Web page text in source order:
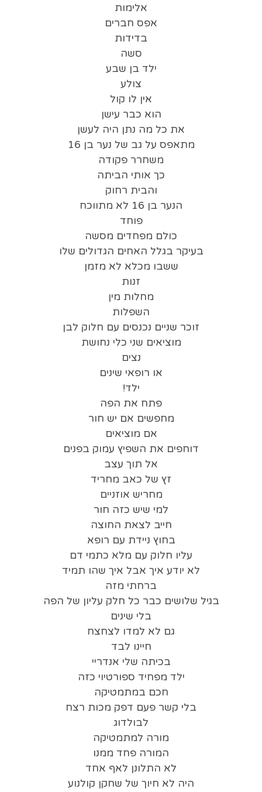
אלימות
אפס חברים
בדידות
סשה
ילד בן שבע
צולע
אין לו קול
הוא כבר עישן
את כל מה נתן היה לעשן
מתאפס על גב של נער בן 16
משחרר פקודה
כך אותי הביתה
והבית רחוק
הנער בן 16 לא מתווכח
פוחד
כולם מפחדים מסשה
בעיקר בגלל האחים הגדולים שלו
ששבו מכלא לא מזמן
זנות
מחלות מין
השפלות
זוכר שניים נכנסים עם חלוק לבן
מוציאים שני כלי נחושת
נצים
או רופאי שינים
ילד!
פתח את הפה
מחפשים אם יש חור
אם מוציאים
דוחפים את השפיץ עמוק בפנים
אל תוך עצב
זץ של כאב מחריד
מחריש אוזניים
למי שיש כזה חור
חייב לצאת החוצה
בחוץ ניידת עם רופא
עליו חלוק עם מלא כתמי דם
לא יודע איך אבל איך שהו תמיד
ברחתי מזה
בגיל שלושים כבר כל חלק עליון של הפה
בלי שינים
גם לא למדו לצחצח
חיינו לבד
בכיתה שלי אנדריי
ילד מפחיד ספורטיוי כזה
חכם במתמטיקה
בלי קשר פעם דפק מכות רצח
לבולדוג
מורה למתמטיקה
המורה פחד ממנו
לא התלונן לאף אחד
היה לא חיוך של שחקן קולנוע